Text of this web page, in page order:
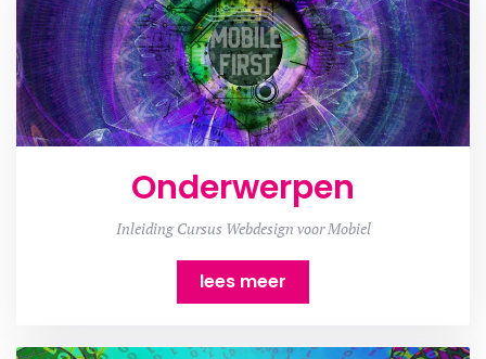
Onderwerpen
Inleiding Cursus Webdesign voor Mobiel
lees meer